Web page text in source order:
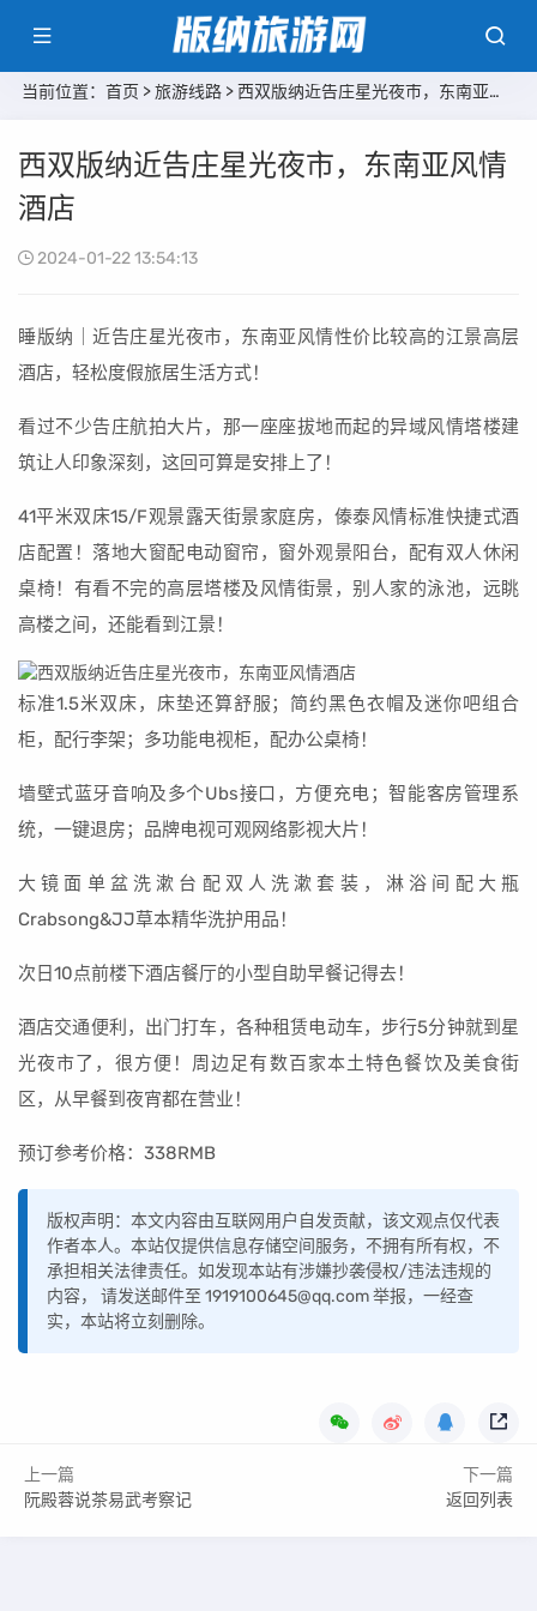
当前位置： 首页 >旅游线路 > 西双版纳近告庄星光夜市，东南亚风情酒店
西双版纳近告庄星光夜市，东南亚风情
酒店
2024-01-22 13:54:13
睡版纳｜近告庄星光夜市，东南亚风情性价比较高的江景高层
酒店，轻松度假旅居生活方式！
看过不少告庄航拍大片，那一座座拔地而起的异域风情塔楼建
筑让人印象深刻，这回可算是安排上了！
41平米双床15/F观景露天街景家庭房，傣泰风情标准快捷式酒
店配置！落地大窗配电动窗帘，窗外观景阳台，配有双人休闲
桌椅！有看不完的高层塔楼及风情街景，别人家的泳池，远眺
高楼之间，还能看到江景！
标准1.5米双床，床垫还算舒服；简约黑色衣帽及迷你吧组合
柜，配行李架；多功能电视柜，配办公桌椅！
墙壁式蓝牙音响及多个Ubs接口，方便充电；智能客房管理系
统，一键退房；品牌电视可观网络影视大片！
大镜面单盆洗漱台配双人洗漱套装，淋浴间配大瓶
Crabsong&JJ草本精华洗护用品！
次日10点前楼下酒店餐厅的小型自助早餐记得去！
酒店交通便利，出门打车，各种租赁电动车，步行5分钟就到星
光夜市了，很方便！周边足有数百家本土特色餐饮及美食街
区，从早餐到夜宵都在营业！
预订参考价格：338RMB
版权声明：本文内容由互联网用户自发贡献，该文观点仅代表
作者本人。本站仅提供信息存储空间服务，不拥有所有权，不
承担相关法律责任。如发现本站有涉嫌抄袭侵权/违法违规的
内容， 请发送邮件至 1919100645@qq.com 举报，一经查
实，本站将立刻删除。
上一篇
阮殿蓉说茶易武考察记
下一篇
返回列表